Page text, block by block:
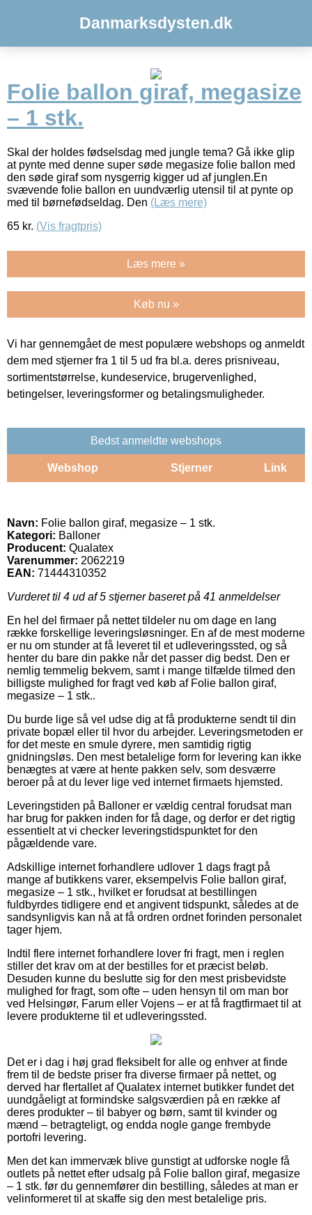
Danmarksdysten.dk
Folie ballon giraf, megasize
– 1 stk.
Skal der holdes fødselsdag med jungle tema? Gå ikke glip
at pynte med denne super søde megasize folie ballon med
den søde giraf som nysgerrig kigger ud af junglen.En
svævende folie ballon en uundværlig utensil til at pynte op
med til børnefødseldag. Den (Læs mere)
65 kr. (Vis fragtpris)
Læs mere »
Køb nu »
Vi har gennemgået de mest populære webshops og anmeldt
dem med stjerner fra 1 til 5 ud fra bl.a. deres prisniveau,
sortimentstørrelse, kundeservice, brugervenlighed,
betingelser, leveringsformer og betalingsmuligheder.
Bedst anmeldte webshops
Webshop Stjerner Link
Navn: Folie ballon giraf, megasize – 1 stk.
Kategori: Balloner
Producent: Qualatex
Varenummer: 2062219
EAN: 71444310352
Vurderet til 4 ud af 5 stjerner baseret på 41 anmeldelser
En hel del firmaer på nettet tildeler nu om dage en lang
række forskellige leveringsløsninger. En af de mest moderne
er nu om stunder at få leveret til et udleveringssted, og så
henter du bare din pakke når det passer dig bedst. Den er
nemlig temmelig bekvem, samt i mange tilfælde tilmed den
billigste mulighed for fragt ved køb af Folie ballon giraf,
megasize – 1 stk..
Du burde lige så vel udse dig at få produkterne sendt til din
private bopæl eller til hvor du arbejder. Leveringsmetoden er
for det meste en smule dyrere, men samtidig rigtig
gnidningsløs. Den mest betalelige form for levering kan ikke
benægtes at være at hente pakken selv, som desværre
beroer på at du lever lige ved internet firmaets hjemsted.
Leveringstiden på Balloner er vældig central forudsat man
har brug for pakken inden for få dage, og derfor er det rigtig
essentielt at vi checker leveringstidspunktet for den
pågældende vare.
Adskillige internet forhandlere udlover 1 dags fragt på
mange af butikkens varer, eksempelvis Folie ballon giraf,
megasize – 1 stk., hvilket er forudsat at bestillingen
fuldbyrdes tidligere end et angivent tidspunkt, således at de
sandsynligvis kan nå at få ordren ordnet forinden personalet
tager hjem.
Indtil flere internet forhandlere lover fri fragt, men i reglen
stiller det krav om at der bestilles for et præcist beløb.
Desuden kunne du beslutte sig for den mest prisbevidste
mulighed for fragt, som ofte – uden hensyn til om man bor
ved Helsingør, Farum eller Vojens – er at få fragtfirmaet til at
levere produkterne til et udleveringssted.
Det er i dag i høj grad fleksibelt for alle og enhver at finde
frem til de bedste priser fra diverse firmaer på nettet, og
derved har flertallet af Qualatex internet butikker fundet det
uundgåeligt at formindske salgsværdien på en række af
deres produkter – til babyer og børn, samt til kvinder og
mænd – betragteligt, og endda nogle gange frembyde
portofri levering.
Men det kan immervæk blive gunstigt at udforske nogle få
outlets på nettet efter udsalg på Folie ballon giraf, megasize
– 1 stk. før du gennemfører din bestilling, således at man er
velinformeret til at skaffe sig den mest betalelige pris.